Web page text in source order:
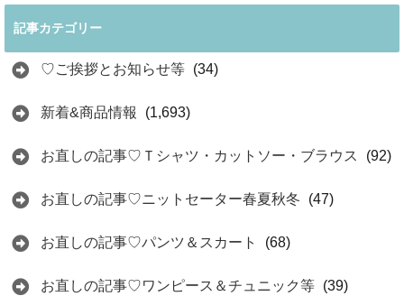
記事カテゴリー
♡ご挨拶とお知らせ等 (34)
新着&商品情報 (1,693)
お直しの記事♡Ｔシャツ・カットソー・ブラウス (92)
お直しの記事♡ニットセーター春夏秋冬 (47)
お直しの記事♡パンツ＆スカート (68)
お直しの記事♡ワンピース＆チュニック等 (39)